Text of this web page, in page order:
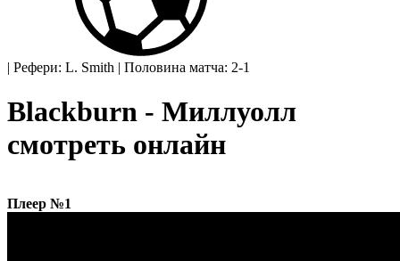
| Рефери: L. Smith | Половина матча: 2-1
Blackburn - Миллуолл
смотреть онлайн
Плеер №1